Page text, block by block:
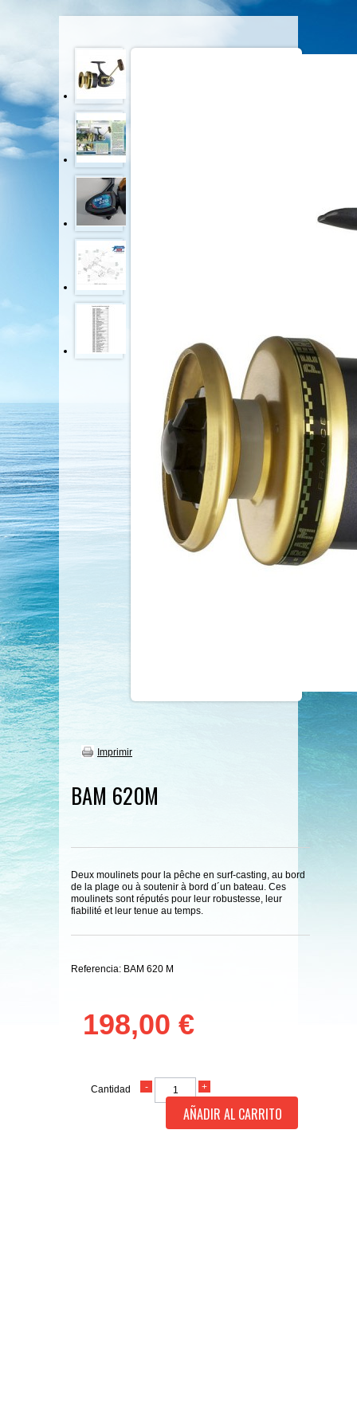
Imprimir
BAM 620M
Deux moulinets pour la pêche en surf-casting, au bord
de la plage ou à soutenir à bord d´un bateau. Ces
moulinets sont réputés pour leur robustesse, leur
fiabilité et leur tenue au temps.
Referencia: BAM 620 M
198,00 €
Cantidad
AÑADIR AL CARRITO